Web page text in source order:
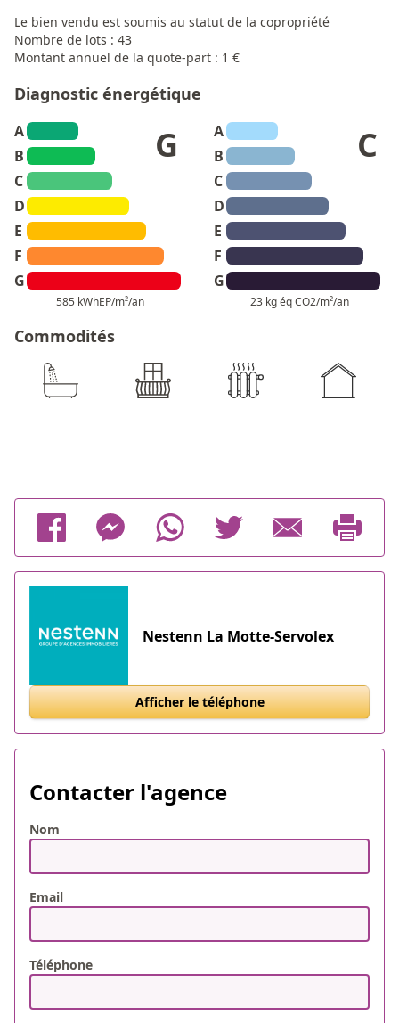
Le bien vendu est soumis au statut de la copropriété
Nombre de lots : 43
Montant annuel de la quote-part : 1 €
Diagnostic énergétique
A
B
C
D
E
F
G
G
585 kWhEP/m²/an
A
B
C
D
E
F
G
C
23 kg éq CO2/m²/an
Commodités
Nestenn La Motte-Servolex
Afficher le téléphone
Contacter l'agence
Nom
Email
Téléphone